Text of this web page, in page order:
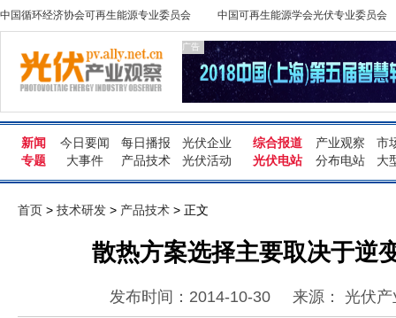
中国循环经济协会可再生能源专业委员会 中国可再生能源学会光伏专业委员会
广告
新闻 今日要闻 每日播报 光伏企业 综合报道 产业观察
市
专题
大事件 产品技术 光伏活动 光伏电站 分布电站 大
首页 > 技术研发 > 产品技术 > 正文
散热方案选择主要取决于逆
发布时间：2014-10-30 来源： 光伏